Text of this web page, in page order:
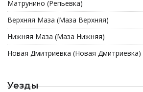
Матрунино (Репьевка)
Верхняя Маза (Маза Верхняя)
Нижняя Маза (Маза Нижняя)
Новая Дмитриевка (Новая Дмитриевка)
Уезды